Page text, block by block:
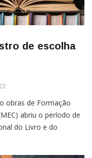
de escolha
obras de Formação
abriu o período de
do Livro e do